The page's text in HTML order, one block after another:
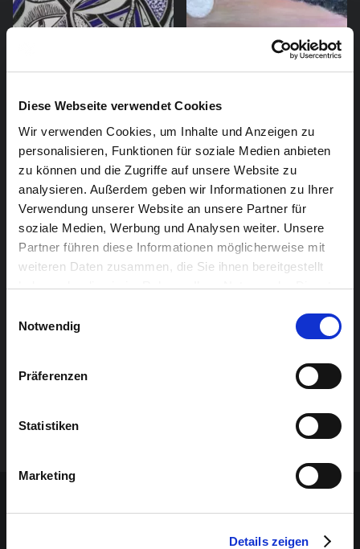
Diese Webseite verwendet Cookies
Wir verwenden Cookies, um Inhalte und Anzeigen zu
personalisieren, Funktionen für soziale Medien anbieten
zu können und die Zugriffe auf unsere Website zu
analysieren. Außerdem geben wir Informationen zu Ihrer
Verwendung unserer Website an unsere Partner für
soziale Medien, Werbung und Analysen weiter. Unsere
Partner führen diese Informationen möglicherweise mit
weiteren Daten zusammen, die Sie ihnen bereitgestellt
haben oder die sie im Rahmen Ihrer Nutzung der Dienste
Notwendig
Präferenzen
Statistiken
Marketing
Details zeigen
Sponsoren-Inhalt